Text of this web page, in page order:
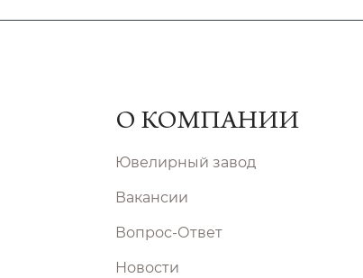
О КОМПАНИИ
Ювелирный завод
Вакансии
Вопрос-Ответ
Новости